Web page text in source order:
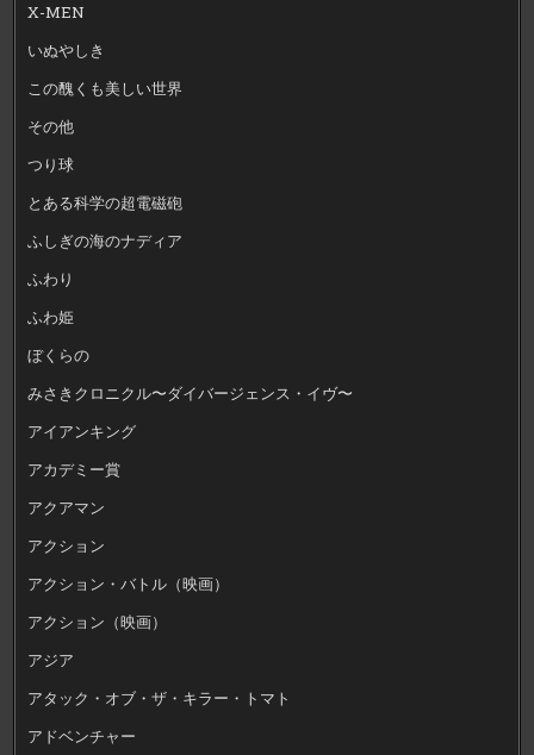
X-MEN
いぬやしき
この醜くも美しい世界
その他
つり球
とある科学の超電磁砲
ふしぎの海のナディア
ふわり
ふわ姫
ぼくらの
みさきクロニクル〜ダイバージェンス・イヴ〜
アイアンキング
アカデミー賞
アクアマン
アクション
アクション・バトル（映画）
アクション（映画）
アジア
アタック・オブ・ザ・キラー・トマト
アドベンチャー